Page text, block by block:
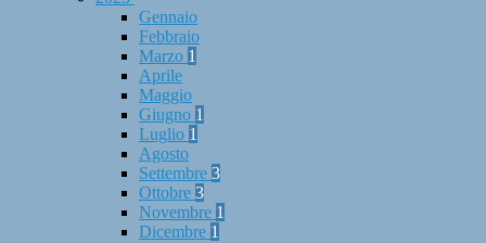
Gennaio
Febbraio
Marzo 1
Aprile
Maggio
Giugno 1
Luglio 1
Agosto
Settembre 3
Ottobre 3
Novembre 1
Dicembre 1